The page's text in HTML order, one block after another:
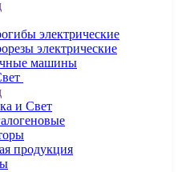
электрические
электрические
машины
и Свет
продукция